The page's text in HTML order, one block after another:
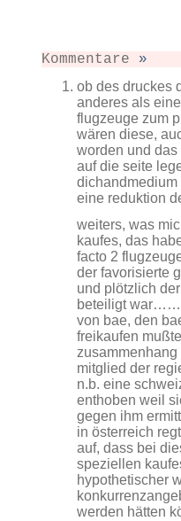
Kommentare »
ob des druckes
anderes als
flugzeuge zum
wären diese,
worden und
auf die seite
dichandmedium
eine reduktion
weiters, was
kaufes, das
facto 2
der favorisierte
und plötzlich
beteiligt
von bae, den
freikaufen
mitglied der
n.b. eine
enthoben weil
gegen ihm
in österreich
auf, dass bei
speziellen
hypothetischer
werden hätten